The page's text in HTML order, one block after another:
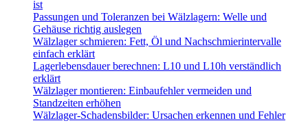
ist
Passungen und Toleranzen bei Wälzlagern: Welle und
Gehäuse richtig auslegen
Wälzlager schmieren: Fett, Öl und Nachschmierintervalle
einfach erklärt
Lagerlebensdauer berechnen: L10 und L10h verständlich
erklärt
Wälzlager montieren: Einbaufehler vermeiden und
Standzeiten erhöhen
Wälzlager-Schadensbilder: Ursachen erkennen und Fehler